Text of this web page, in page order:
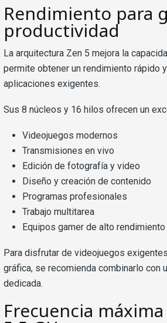
Rendimiento para
productividad
La arquitectura Zen 5 mejora la
permite obtener un rendimiento rápido
aplicaciones exigentes.
Sus 8 núcleos y 16 hilos ofrecen un
Videojuegos modernos
Transmisiones en vivo
Edición de fotografía y video
Diseño y creación de contenido
Programas profesionales
Trabajo multitarea
Equipos gamer de alto rendimiento
Para disfrutar de videojuegos
gráfica, se recomienda combinarlo con
dedicada.
Frecuencia